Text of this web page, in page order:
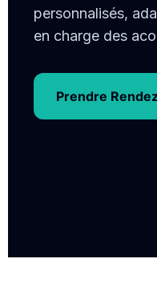
personnalisés,
en charge des
Prendre